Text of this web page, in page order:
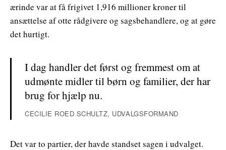
ærinde var at få frigivet 1,916 millioner kroner til
ansættelse af otte rådgivere og sagsbehandlere, og at gøre
det hurtigt.
I dag handler det først og fremmest om at
udmønte midler til børn og familier, der har
brug for hjælp nu.
CECILIE ROED SCHULTZ, UDVALGSFORMAND
Det var to partier, der havde standset sagen i udvalget.